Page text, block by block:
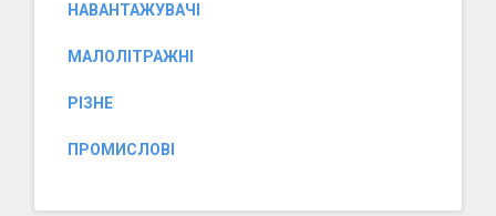
НАВАНТАЖУВАЧІ
МАЛОЛІТРАЖНІ
РІЗНЕ
ПРОМИСЛОВІ